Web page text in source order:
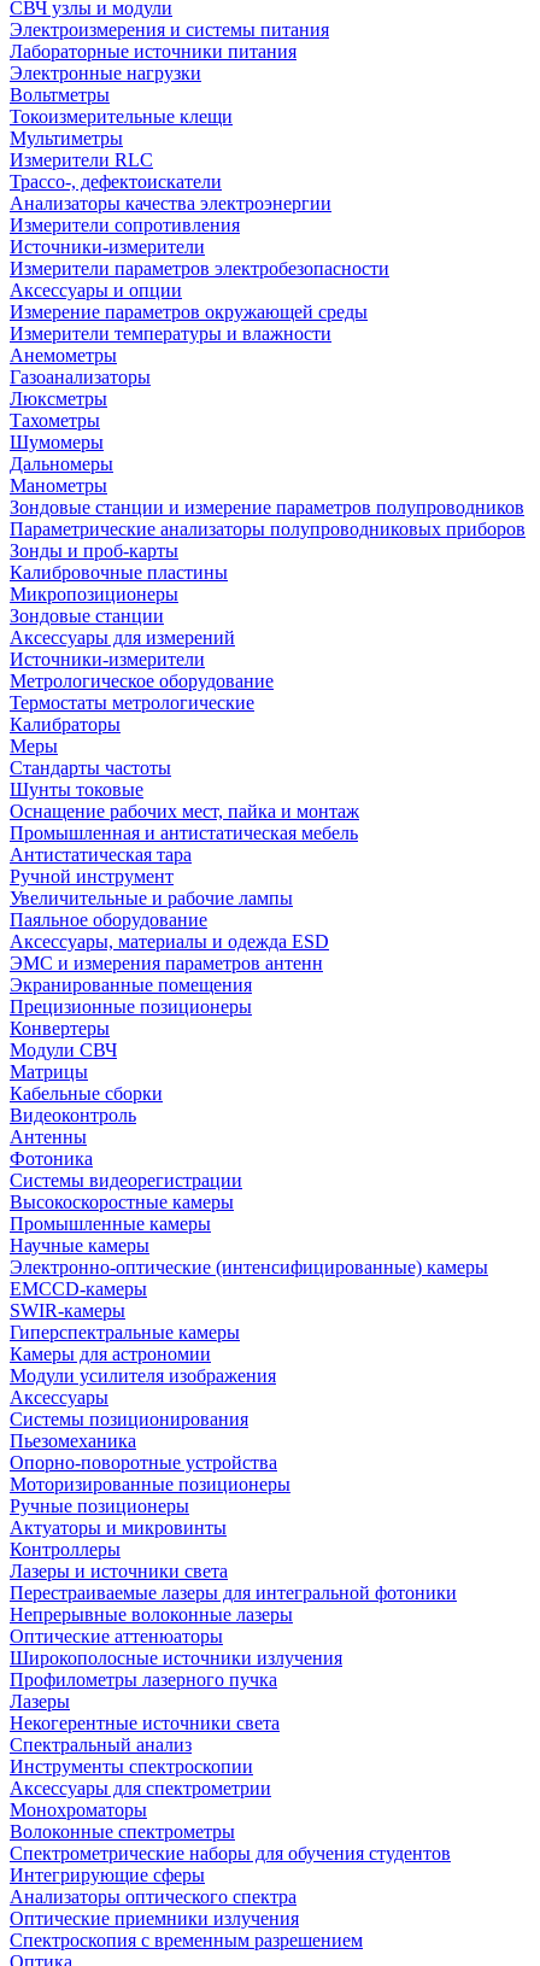
СВЧ узлы и модули
Электроизмерения и системы питания
Лабораторные источники питания
Электронные нагрузки
Вольтметры
Токоизмерительные клещи
Мультиметры
Измерители RLC
Трассо-, дефектоискатели
Анализаторы качества электроэнергии
Измерители сопротивления
Источники-измерители
Измерители параметров электробезопасности
Аксессуары и опции
Измерение параметров окружающей среды
Измерители температуры и влажности
Анемометры
Газоанализаторы
Люксметры
Тахометры
Шумомеры
Дальномеры
Манометры
Зондовые станции и измерение параметров полупроводников
Параметрические анализаторы полупроводниковых приборов
Зонды и проб-карты
Калибровочные пластины
Микропозиционеры
Зондовые станции
Аксессуары для измерений
Источники-измерители
Метрологическое оборудование
Термостаты метрологические
Калибраторы
Меры
Стандарты частоты
Шунты токовые
Оснащение рабочих мест, пайка и монтаж
Промышленная и антистатическая мебель
Антистатическая тара
Ручной инструмент
Увеличительные и рабочие лампы
Паяльное оборудование
Аксессуары, материалы и одежда ESD
ЭМС и измерения параметров антенн
Экранированные помещения
Прецизионные позиционеры
Конвертеры
Модули СВЧ
Матрицы
Кабельные сборки
Видеоконтроль
Антенны
Фотоника
Cистемы видеорегистрации
Высокоскоростные камеры
Промышленные камеры
Научные камеры
Электронно-оптические (интенсифицированные) камеры
EMCCD-камеры
SWIR-камеры
Гиперспектральные камеры
Камеры для астрономии
Модули усилителя изображения
Аксессуары
Системы позиционирования
Пьезомеханика
Опорно-поворотные устройства
Моторизированные позиционеры
Ручные позиционеры
Актуаторы и микровинты
Контроллеры
Лазеры и источники света
Перестраиваемые лазеры для интегральной фотоники
Непрерывные волоконные лазеры
Оптические аттенюаторы
Широкополосные источники излучения
Профилометры лазерного пучка
Лазеры
Некогерентные источники света
Спектральный анализ
Инструменты спектроскопии
Аксессуары для спектрометрии
Монохроматоры
Волоконные спектрометры
Спектрометрические наборы для обучения студентов
Интегрирующие сферы
Анализаторы оптического спектра
Оптические приемники излучения
Спектроскопия с временным разрешением
Оптика